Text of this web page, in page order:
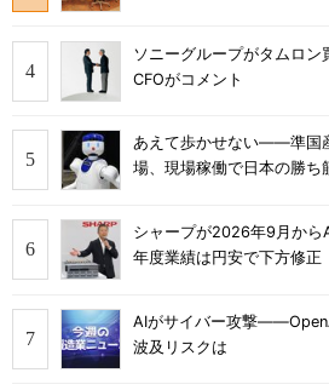
ソニーグループがタムロ
CFOがコメント
あえて歩かせない――準国
場、現場稼働で日本の勝ち
シャープが2026年9月か
年度業績は円安で下方修正
AIがサイバー攻撃
波及リスクは